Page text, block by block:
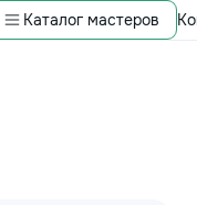
Каталог мастеров